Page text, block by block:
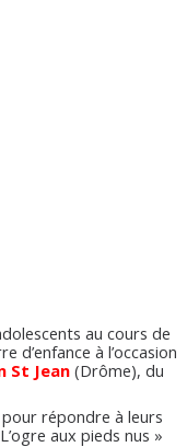
au cours de
d’enfance à l’occasion
St Jean (Drôme), du
répondre à leurs
aux pieds nus »